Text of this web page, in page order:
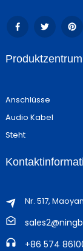
Produktzentrum
Anschlüsse
Audio Kabel
Steht
Nr. 517,
+86 574